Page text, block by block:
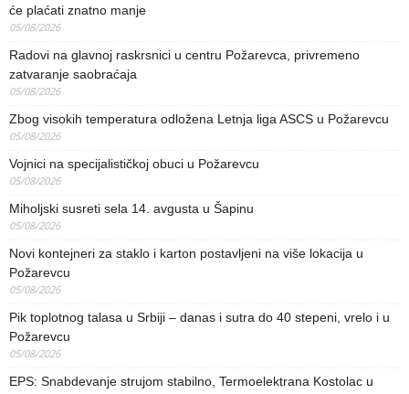
će plaćati znatno manje
05/08/2026
Radovi na glavnoj raskrsnici u centru Požarevca, privremeno
zatvaranje saobraćaja
05/08/2026
Zbog visokih temperatura odložena Letnja liga ASCS u Požarevcu
05/08/2026
Vojnici na specijalističkoj obuci u Požarevcu
05/08/2026
Miholjski susreti sela 14. avgusta u Šapinu
05/08/2026
Novi kontejneri za staklo i karton postavljeni na više lokacija u
Požarevcu
05/08/2026
Pik toplotnog talasa u Srbiji – danas i sutra do 40 stepeni, vrelo i u
Požarevcu
05/08/2026
EPS: Snabdevanje strujom stabilno, Termoelektrana Kostolac u